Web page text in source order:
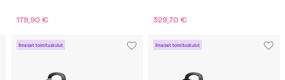
179,90 € 329,70 €
Ilmaiset toimituskulut Ilmaiset toimituskulut